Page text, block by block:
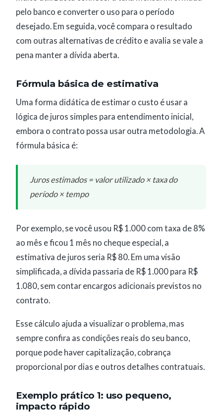
pelo banco e converter o uso para o período
desejado. Em seguida, você compara o resultado
com outras alternativas de crédito e avalia se vale a
pena manter a dívida aberta.
Fórmula básica de estimativa
Uma forma didática de estimar o custo é usar a
lógica de juros simples para entendimento inicial,
embora o contrato possa usar outra metodologia. A
fórmula básica é:
Juros estimados = valor utilizado × taxa do
período × tempo
Por exemplo, se você usou R$ 1.000 com taxa de 8%
ao mês e ficou 1 mês no cheque especial, a
estimativa de juros seria R$ 80. Em uma visão
simplificada, a dívida passaria de R$ 1.000 para R$
1.080, sem contar encargos adicionais previstos no
contrato.
Esse cálculo ajuda a visualizar o problema, mas
sempre confira as condições reais do seu banco,
porque pode haver capitalização, cobrança
proporcional por dias e outros detalhes contratuais.
Exemplo prático 1: uso pequeno,
impacto rápido